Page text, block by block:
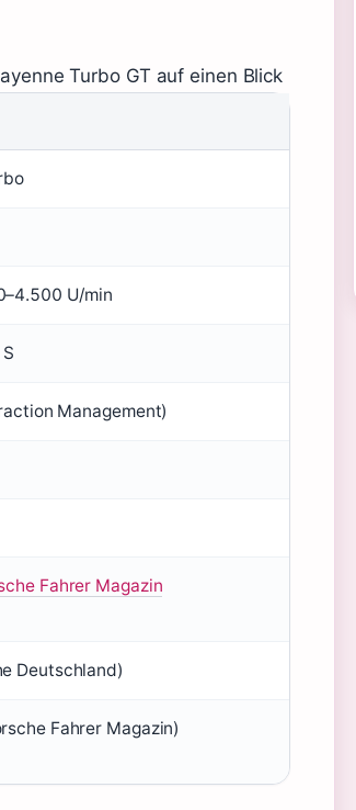
Turbo GT auf einen Blick
U/min
Management)
Fahrer Magazin
Deutschland)
Fahrer Magazin)